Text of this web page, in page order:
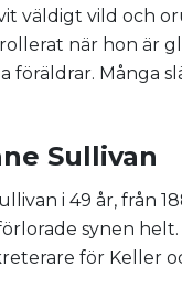
väldigt vild och
när hon är
föräldrar. Många
Sullivan
i 49 år, från
synen
för Keller